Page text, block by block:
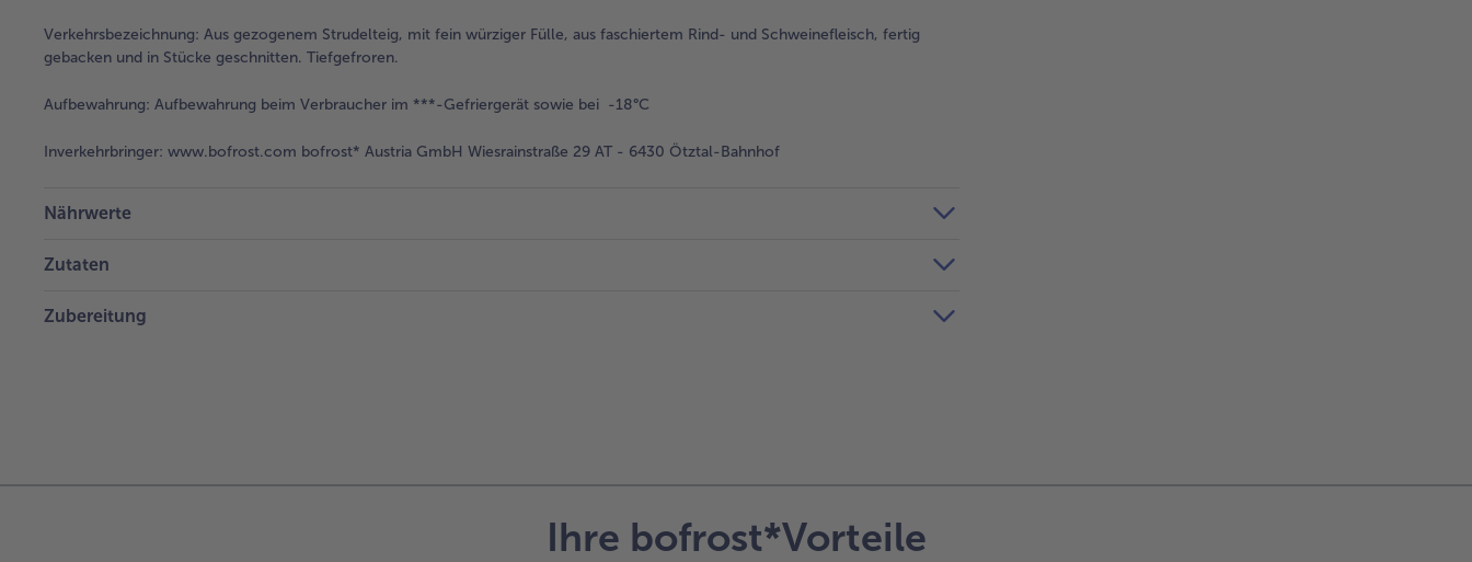
Verkehrsbezeichnung: Aus gezogenem Strudelteig, mit fein würziger Fülle, aus faschiertem Rind- und Schweinefleisch, fertig
gebacken und in Stücke geschnitten. Tiefgefroren.
Aufbewahrung: Aufbewahrung beim Verbraucher im ***-Gefriergerät sowie bei -18°C
Inverkehrbringer: www.bofrost.com bofrost* Austria GmbH Wiesrainstraße 29 AT - 6430 Ötztal-Bahnhof
Nährwerte
Zutaten
Zubereitung
Ihre bofrost*Vorteile